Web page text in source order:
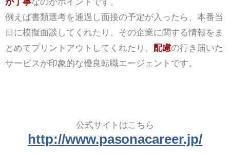
例えば書類選考を通過し面接の予定が入ったら、本番当
日に模擬面談してくれたり、その企業に関する情報をま
とめてプリントアウトしてくれたり、 配慮の行き届いた
サービスが印象的な優良転職エージェントです。
公式サイトはこちら
http://www.pasonacareer.jp/